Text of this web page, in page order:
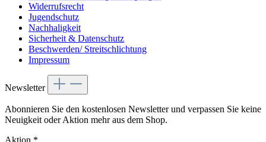
Widerrufsrecht
Jugendschutz
Nachhaligkeit
Sicherheit & Datenschutz
Beschwerden/ Streitschlichtung
Impressum
Newsletter
Abonnieren Sie den kostenlosen Newsletter und verpassen Sie keine
Neuigkeit oder Aktion mehr aus dem Shop.
Aktion *